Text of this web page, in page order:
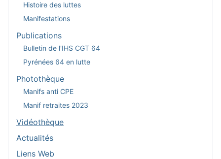
Histoire des luttes
Manifestations
Publications
Bulletin de l'IHS CGT 64
Pyrénées 64 en lutte
Photothèque
Manifs anti CPE
Manif retraites 2023
Vidéothèque
Actualités
Liens Web